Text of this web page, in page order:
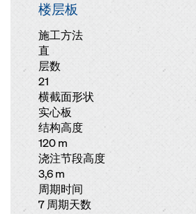
楼层板
施工方法
直
层数
21
横截面形状
实心板
结构高度
120 m
浇注节段高度
3,6 m
周期时间
7 周期天数